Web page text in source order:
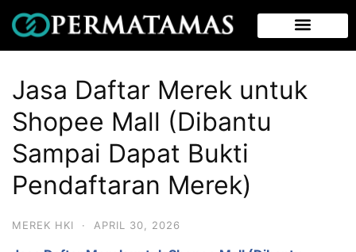
Jasa Daftar Merek untuk
Shopee Mall (Dibantu
Sampai Dapat Bukti
Pendaftaran Merek)
MEREK HKI · APRIL 30, 2026